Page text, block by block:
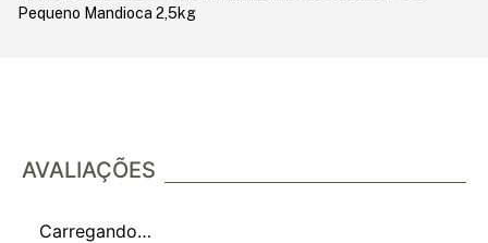
Pequeno Mandioca 2,5kg
AVALIAÇÕES
Carregando…